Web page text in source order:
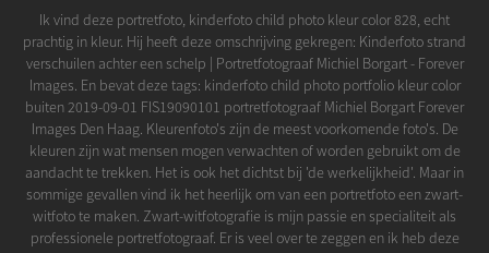
Ik vind deze portretfoto, kinderfoto child photo kleur color 828, echt
prachtig in kleur. Hij heeft deze omschrijving gekregen: Kinderfoto strand
verschuilen achter een schelp | Portretfotograaf Michiel Borgart - Forever
Images. En bevat deze tags: kinderfoto child photo portfolio kleur color
buiten 2019-09-01 FIS19090101 portretfotograaf Michiel Borgart Forever
Images Den Haag. Kleurenfoto's zijn de meest voorkomende foto's. De
kleuren zijn wat mensen mogen verwachten of worden gebruikt om de
aandacht te trekken. Het is ook het dichtst bij 'de werkelijkheid'. Maar in
sommige gevallen vind ik het heerlijk om van een portretfoto een zwart-
witfoto te maken. Zwart-witfotografie is mijn passie en specialiteit als
professionele portretfotograaf. Er is veel over te zeggen en ik heb deze